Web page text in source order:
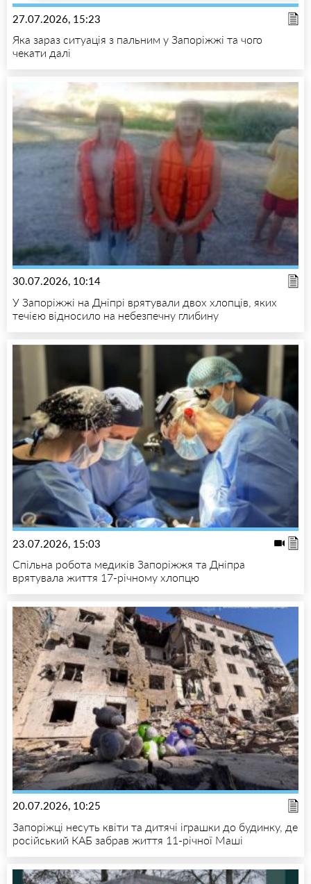
27.07.2026, 15:23
Яка зараз ситуація з пальним у Запоріжжі та чого
чекати далі
30.07.2026, 10:14
У Запоріжжі на Дніпрі врятували двох хлопців, яких
течією відносило на небезпечну глибину
23.07.2026, 15:03
Спільна робота медиків Запоріжжя та Дніпра
врятувала життя 17-річному хлопцю
20.07.2026, 10:25
Запоріжці несуть квіти та дитячі іграшки до будинку, де
російський КАБ забрав життя 11-річної Маші